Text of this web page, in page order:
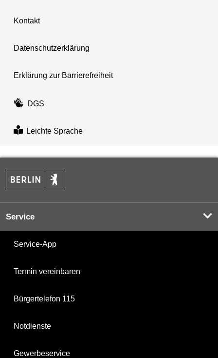
Kontakt
Datenschutzerklärung
Erklärung zur Barrierefreiheit
DGS
Leichte Sprache
Service
Service-App
Termin vereinbaren
Bürgertelefon 115
Notdienste
Gewerbeservice